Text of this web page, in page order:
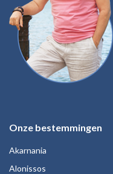
Onze bestemmingen
Akarnania
Alonissos